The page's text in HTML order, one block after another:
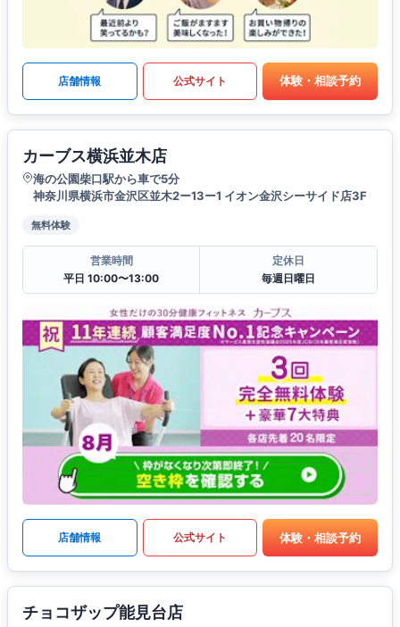
店舗情報 公式サイト 体験・相談予約
カーブス横浜並木店
海の公園柴口駅から車で5分
神奈川県横浜市金沢区並木2ー13ー1 イオン金沢シーサイド店3F
無料体験
営業時間
平日 10:00〜13:00
定休日
毎週日曜日
店舗情報 公式サイト 体験・相談予約
チョコザップ能見台店